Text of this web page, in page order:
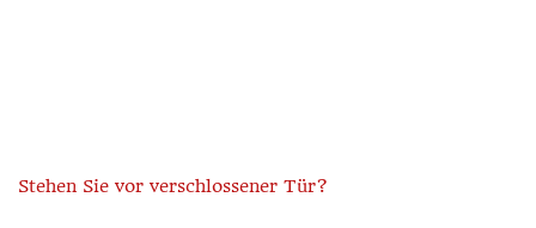
Stehen Sie vor verschlossener Tür?